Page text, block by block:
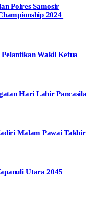
Polres Samosir
2024
Wakil Ketua
Hari Lahir Pancasila
Malam Pawai Takbir
Utara 2045